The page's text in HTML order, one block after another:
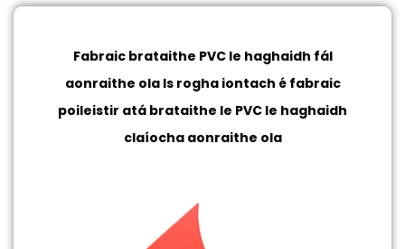
Fabraic brataithe PVC le haghaidh fál
aonraithe olaIs rogha iontach é fabraic
poileistir atá brataithe le PVC le haghaidh
claíocha aonraithe ola